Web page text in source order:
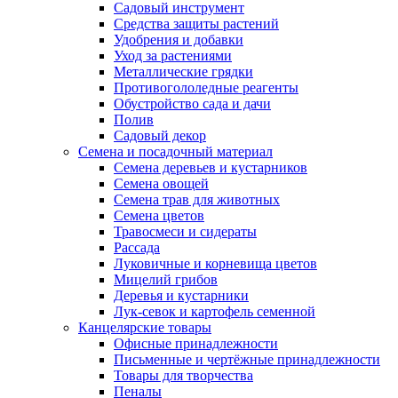
Садовый инструмент
Средства защиты растений
Удобрения и добавки
Уход за растениями
Металлические грядки
Противогололедные реагенты
Обустройство сада и дачи
Полив
Садовый декор
Семена и посадочный материал
Семена деревьев и кустарников
Семена овощей
Семена трав для животных
Семена цветов
Травосмеси и сидераты
Рассада
Луковичные и корневища цветов
Мицелий грибов
Деревья и кустарники
Лук-севок и картофель семенной
Канцелярские товары
Офисные принадлежности
Письменные и чертёжные принадлежности
Товары для творчества
Пеналы